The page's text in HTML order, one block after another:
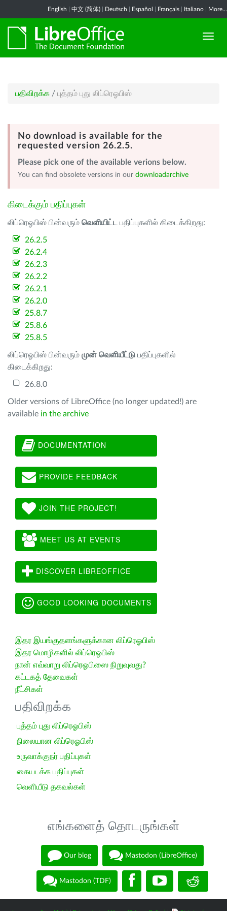
English 中文 (简体) Deutsch Español Français Italiano More...
பதிவிறக்க / புத்தம் புது லிப்ரெஓபிஸ்
No download is available for the
requested version 26.2.5.
Please pick one of the available verions below.
You can find obsolete versions in our downloadarchive
கிடைக்கும் பதிப்புகள்
லிப்ரெஓபிஸ் பின்வரும் வெளியிட்ட பதிப்புகளில் கிடைக்கிறது:
26.2.5
26.2.4
26.2.3
26.2.2
26.2.1
26.2.0
25.8.7
25.8.6
25.8.5
லிப்ரெஓபிஸ் பின்வரும் முன் வெளியீட்டு பதிப்புகளில்
கிடைக்கிறது:
26.8.0
Older versions of LibreOffice (no longer updated!) are
available in the archive
DOCUMENTATION
PROVIDE FEEDBACK
JOIN THE PROJECT!
MEET US AT EVENTS
DISCOVER LIBREOFFICE
GOOD LOOKING DOCUMENTS
இதர இயங்குதளங்களுக்கான லிப்ரெஓபிஸ்
இதர மொழிகளில் லிப்ரெஓபிஸ்
நான் எவ்வாறு லிப்ரெஓபிஸை நிறுவுவது?
கட்டகத் தேவைகள்
நீட்சிகள்
பதிவிறக்க
புத்தம் புது லிப்ரெஓபிஸ்
நிலையான லிப்ரெஓபிஸ்
உருவாக்குநர் பதிப்புகள்
கையடக்க பதிப்புகள்
வெளியீடு தகவல்கள்
எங்களைத் தொடருங்கள்
Our blog Mastodon (LibreOffice)
Mastodon (TDF)